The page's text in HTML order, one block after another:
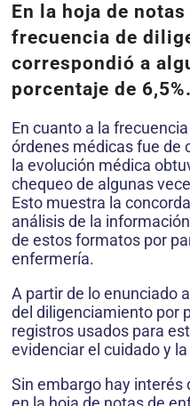
En la hoja de
frecuencia de
correspondió a
porcentaje de 6,5%.
En cuanto a la
órdenes médicas fue de
la evolución médica
chequeo de algunas
Esto muestra la
análisis de la
de estos formatos por
enfermería.
A partir de lo enunciado
del diligenciamiento por
registros usados para
evidenciar el cuidado y
Sin embargo hay